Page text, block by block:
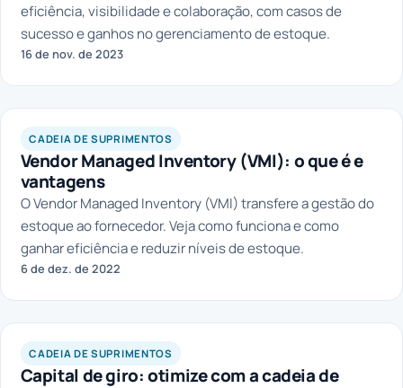
eficiência, visibilidade e colaboração, com casos de
sucesso e ganhos no gerenciamento de estoque.
16 de nov. de 2023
CADEIA DE SUPRIMENTOS
Vendor Managed Inventory (VMI): o que é e
vantagens
O Vendor Managed Inventory (VMI) transfere a gestão do
estoque ao fornecedor. Veja como funciona e como
ganhar eficiência e reduzir níveis de estoque.
6 de dez. de 2022
CADEIA DE SUPRIMENTOS
Capital de giro: otimize com a cadeia de